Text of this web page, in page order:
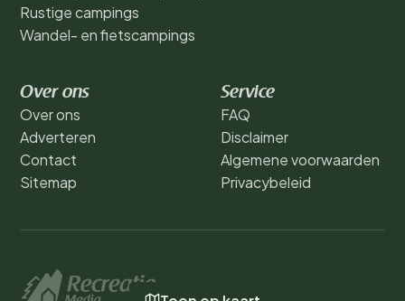
Rustige campings
Wandel- en fietscampings
Over ons
Over ons
Adverteren
Contact
Sitemap
Service
FAQ
Disclaimer
Algemene voorwaarden
Privacybeleid